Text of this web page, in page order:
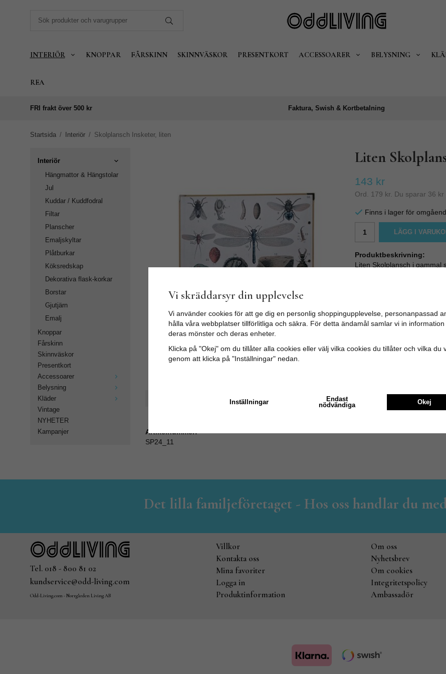
INTERIÖR KNOPPAR FÅRSKINN SKINNVÄSKOR PRESENTKORT ACCESSOARER BELYSNING
REA
FRI frakt över 500 kr Faktura, Swish & Kortbetalning
Startsida / Interiör / Skolplansch Insketer, liten
Interiör
Hängmattor & Hängstolar
Jul
Kuddar / Kuddfodral
Filtar
Planscher
Emaljskyltar
Plåtburkar
Köksredskap
Dekorativa flask-korkar
Borstar
Gjutjärn
Emalj
Knoppar
Fårskinn
Skinnväskor
Presentkort
Accessoarer
Belysning
Kläder
Vintage
NYHETER
Kampanjer
Liten
143 kr
Ord. 179 kr. Du sparar 36 kr
Finns i lager för
LÄGG I
Produktbeskrivning:
Liten Skolplansch i gammal
Gammaldags skolaffischer
Affischen är monterad på
Artikelnummer:
SP24_11
Det lilla familjeföretaget - Hos oss handlar du
Tel. 018 - 800 81 02
kundservice@odd-living.com
Odd-Living.com - Norrgården Living AB
Villkor
Kontakta oss
Mina favoriter
Logga in
Produktinformation
Om oss
Nyhetsbrev
Om cookies
Integritetspolicy
Ambassadör
Vi skräddarsyr din upplevelse
Vi använder cookies för att ge dig en personlig shoppingupplevelse, personanpassad
hålla våra webbplatser tillförlitliga och säkra. För detta ändamål samlar vi in information
deras mönster och deras enheter.
Klicka på "Okej" om du tillåter alla cookies eller välj vilka cookies du tillåter och vilka du
genom att klicka på "Inställningar" nedan.
Inställningar
Endast
nödvändiga
Okej